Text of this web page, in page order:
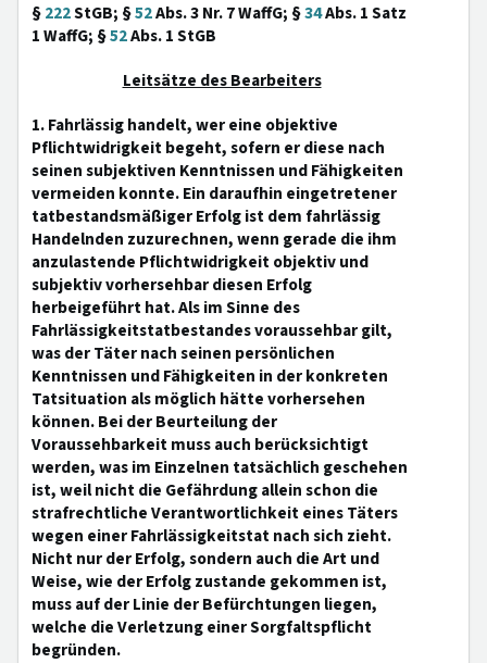
§222StGB; §52Abs. 3 Nr. 7 WaffG; §34Abs. 1 Satz
1 WaffG; §52Abs. 1 StGB
Leitsätze des Bearbeiters
1. Fahrlässig handelt, wer eine objektive
Pflichtwidrigkeit begeht, sofern er diese nach
seinen subjektiven Kenntnissen und Fähigkeiten
vermeiden konnte. Ein daraufhin eingetretener
tatbestandsmäßiger Erfolg ist dem fahrlässig
Handelnden zuzurechnen, wenn gerade die ihm
anzulastende Pflichtwidrigkeit objektiv und
subjektiv vorhersehbar diesen Erfolg
herbeigeführt hat. Als im Sinne des
Fahrlässigkeitstatbestandes voraussehbar gilt,
was der Täter nach seinen persönlichen
Kenntnissen und Fähigkeiten in der konkreten
Tatsituation als möglich hätte vorhersehen
können. Bei der Beurteilung der
Voraussehbarkeit muss auch berücksichtigt
werden, was im Einzelnen tatsächlich geschehen
ist, weil nicht die Gefährdung allein schon die
strafrechtliche Verantwortlichkeit eines Täters
wegen einer Fahrlässigkeitstat nach sich zieht.
Nicht nur der Erfolg, sondern auch die Art und
Weise, wie der Erfolg zustande gekommen ist,
muss auf der Linie der Befürchtungen liegen,
welche die Verletzung einer Sorgfaltspflicht
begründen.